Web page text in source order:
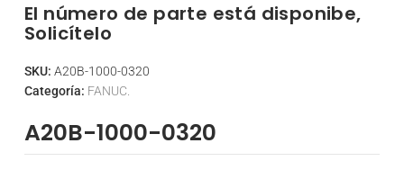
El número de parte está disponibe,
Solicítelo
SKU: A20B-1000-0320
Categoría: FANUC.
A20B-1000-0320